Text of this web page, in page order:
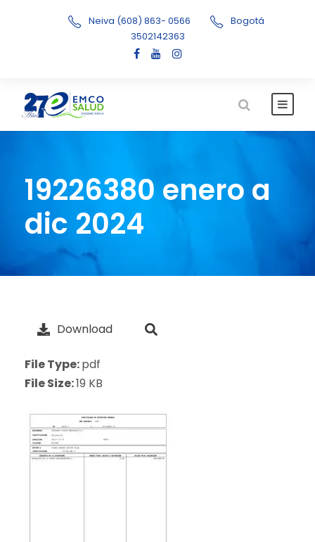
Neiva (608) 863- 0566
Bogotá
3502142363
19226380 enero a
dic 2024
Download
File Type:pdf
File Size:19 KB